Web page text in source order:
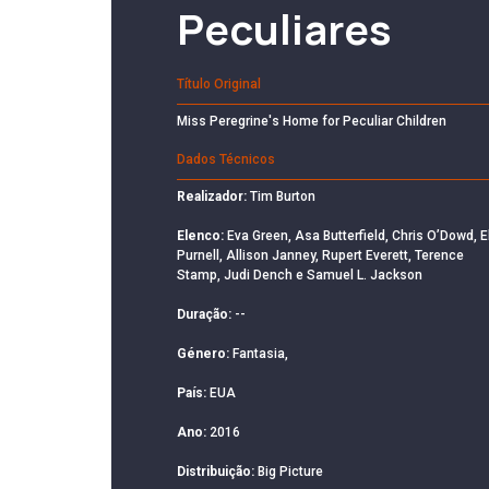
Peculiares
Título Original
Miss Peregrine's Home for Peculiar Children
Dados Técnicos
Realizador: Tim Burton
Elenco: Eva Green, Asa Butterfield, Chris O’Dowd,
Purnell, Allison Janney, Rupert Everett, Terence
Stamp, Judi Dench e Samuel L. Jackson
Duração: --
Género: Fantasia,
País: EUA
Ano: 2016
Distribuição: Big Picture